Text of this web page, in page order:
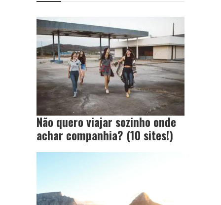
Não quero viajar sozinho onde
achar companhia? (10 sites!)